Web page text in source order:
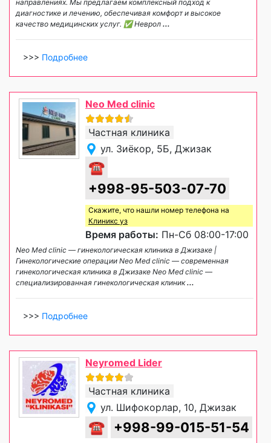
направлениях. Мы предлагаем комплексный подход к
диагностике и лечению, обеспечивая комфорт и высокое
качество медицинских услуг. ✅ Неврол ...
>>> Подробнее
Neo Med clinic
Частная клиника
ул. Зиёкор, 5Б, Джизак
☎
+998-95-503-07-70
Скажите, что нашли номер телефона на
Клиникс уз
Время работы: Пн-Сб 08:00-17:00
Neo Med clinic — гинекологическая клиника в Джизаке |
Гинекологические операции Neo Med clinic — современная
гинекологическая клиника в Джизаке Neo Med clinic —
специализированная гинекологическая клиник...
>>> Подробнее
Neyromed Lider
Частная клиника
ул. Шифокорлар, 10, Джизак
☎ +998-99-015-51-54